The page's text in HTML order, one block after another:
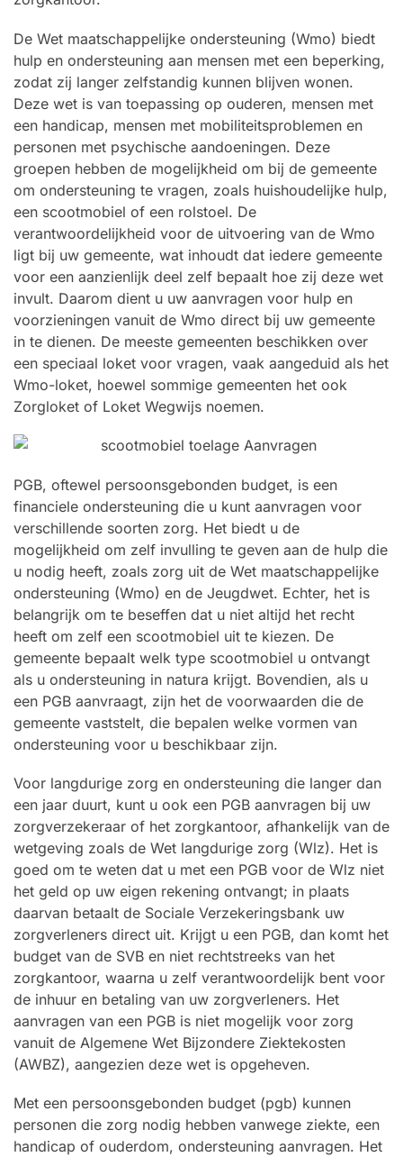
De Wet maatschappelijke ondersteuning (Wmo) biedt
hulp en ondersteuning aan mensen met een beperking,
zodat zij langer zelfstandig kunnen blijven wonen.
Deze wet is van toepassing op ouderen, mensen met
een handicap, mensen met mobiliteitsproblemen en
personen met psychische aandoeningen. Deze
groepen hebben de mogelijkheid om bij de gemeente
om ondersteuning te vragen, zoals huishoudelijke hulp,
een scootmobiel of een rolstoel. De
verantwoordelijkheid voor de uitvoering van de Wmo
ligt bij uw gemeente, wat inhoudt dat iedere gemeente
voor een aanzienlijk deel zelf bepaalt hoe zij deze wet
invult. Daarom dient u uw aanvragen voor hulp en
voorzieningen vanuit de Wmo direct bij uw gemeente
in te dienen. De meeste gemeenten beschikken over
een speciaal loket voor vragen, vaak aangeduid als het
Wmo-loket, hoewel sommige gemeenten het ook
Zorgloket of Loket Wegwijs noemen.
PGB, oftewel persoonsgebonden budget, is een
financiele ondersteuning die u kunt aanvragen voor
verschillende soorten zorg. Het biedt u de
mogelijkheid om zelf invulling te geven aan de hulp die
u nodig heeft, zoals zorg uit de Wet maatschappelijke
ondersteuning (Wmo) en de Jeugdwet. Echter, het is
belangrijk om te beseffen dat u niet altijd het recht
heeft om zelf een scootmobiel uit te kiezen. De
gemeente bepaalt welk type scootmobiel u ontvangt
als u ondersteuning in natura krijgt. Bovendien, als u
een PGB aanvraagt, zijn het de voorwaarden die de
gemeente vaststelt, die bepalen welke vormen van
ondersteuning voor u beschikbaar zijn.
Voor langdurige zorg en ondersteuning die langer dan
een jaar duurt, kunt u ook een PGB aanvragen bij uw
zorgverzekeraar of het zorgkantoor, afhankelijk van de
wetgeving zoals de Wet langdurige zorg (Wlz). Het is
goed om te weten dat u met een PGB voor de Wlz niet
het geld op uw eigen rekening ontvangt; in plaats
daarvan betaalt de Sociale Verzekeringsbank uw
zorgverleners direct uit. Krijgt u een PGB, dan komt het
budget van de SVB en niet rechtstreeks van het
zorgkantoor, waarna u zelf verantwoordelijk bent voor
de inhuur en betaling van uw zorgverleners. Het
aanvragen van een PGB is niet mogelijk voor zorg
vanuit de Algemene Wet Bijzondere Ziektekosten
(AWBZ), aangezien deze wet is opgeheven.
Met een persoonsgebonden budget (pgb) kunnen
personen die zorg nodig hebben vanwege ziekte, een
handicap of ouderdom, ondersteuning aanvragen. Het